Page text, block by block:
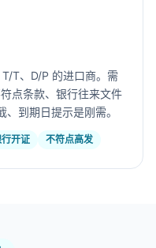
T、D/P 的进口商。需
点条款、银行往来文件
到期日提示是刚需。
开证 不符点高发